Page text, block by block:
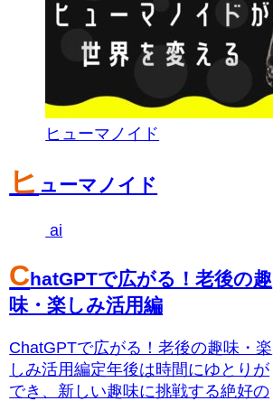
ヒューマノイド
ヒ ューマノイド
ai
ChatGPTで広がる！老後の趣
味・楽しみ活用編
ChatGPTで広がる！老後の趣味・楽
しみ活用編定年後は時間にゆとりが
でき、新しい趣味に挑戦する絶好の